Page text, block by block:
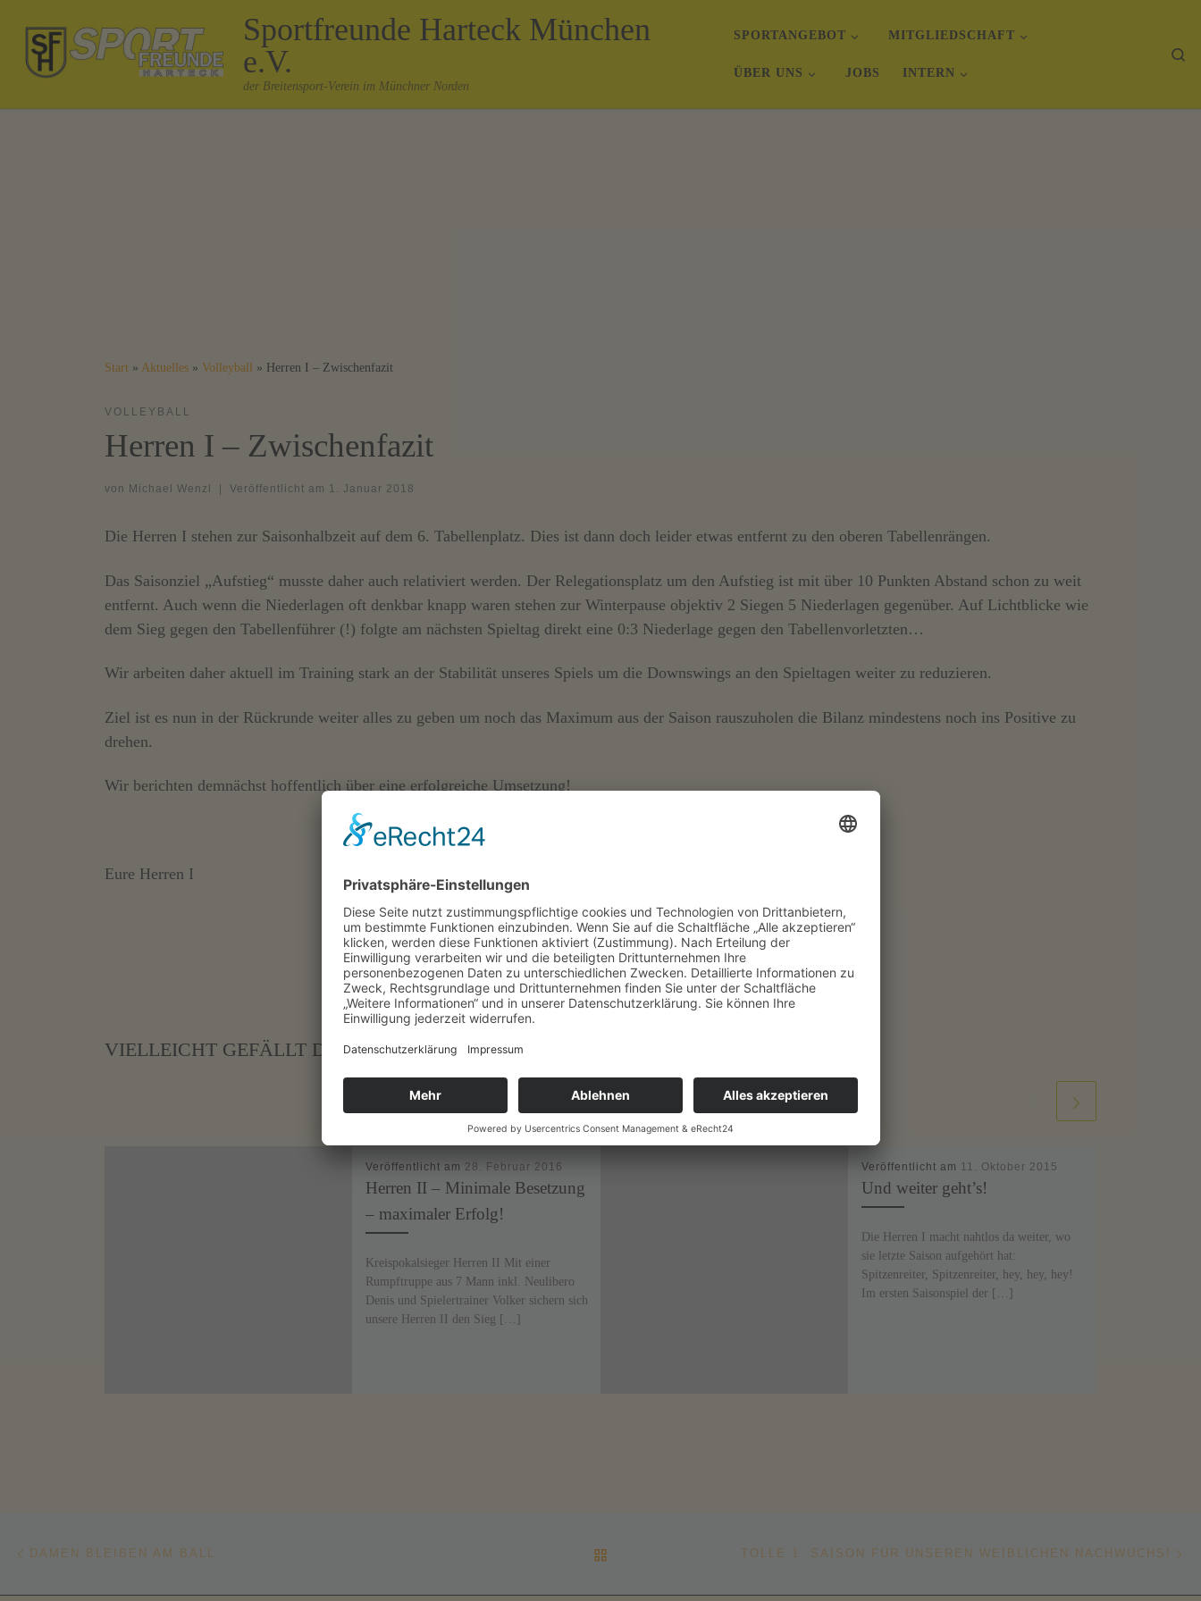
Zum Inhalt springen
Sportfreunde Harteck München
e.V.
der Breitensport-Verein im Münchner Norden
SPORTANGEBOT MITGLIEDSCHAFT
ÜBER UNS JOBS INTERN
Start » Aktuelles » Volleyball » Herren I – Zwischenfazit
VOLLEYBALL
Herren I – Zwischenfazit
von Michael Wenzl Veröffentlicht am 1. Januar 2018
Die Herren I stehen zur Saisonhalbzeit auf dem 6. Tabellenplatz. Dies ist dann doch leider etwas entfernt zu den oberen Tabellenrängen.
Das Saisonziel „Aufstieg“ musste daher auch relativiert werden. Der Relegationsplatz um den Aufstieg ist mit über 10 Punkten Abstand schon zu weit
entfernt. Auch wenn die Niederlagen oft denkbar knapp waren stehen zur Winterpause objektiv 2 Siegen 5 Niederlagen gegenüber. Auf Lichtblicke wie
dem Sieg gegen den Tabellenführer (!) folgte am nächsten Spieltag direkt eine 0:3 Niederlage gegen den Tabellenvorletzten…
Wir arbeiten daher aktuell im Training stark an der Stabilität unseres Spiels um die Downswings an den Spieltagen weiter zu reduzieren.
Ziel ist es nun in der Rückrunde weiter alles zu geben um noch das Maximum aus der Saison rauszuholen die Bilanz mindestens noch ins Positive zu
drehen.
Wir berichten demnächst hoffentlich über eine erfolgreiche Umsetzung!
Eure Herren I
VIELLEICHT GEFÄLLT DIR AUCH
Veröffentlicht am 28. Februar 2016
Herren II – Minimale Besetzung
– maximaler Erfolg!
Kreispokalsieger Herren II Mit einer
Rumpftruppe aus 7 Mann inkl. Neulibero
Denis und Spielertrainer Volker sichern sich
unsere Herren II den Sieg […]
Veröffentlicht am 11. Oktober 2015
Und weiter geht’s!
Die Herren I macht nahtlos da weiter, wo
sie letzte Saison aufgehört hat:
Spitzenreiter, Spitzenreiter, hey, hey, hey!
Im ersten Saisonspiel der […]
Beitragsnavigation
DAMEN BLEIBEN AM BALL ZURÜCK ZUR BEITRAGSLISTETOLLE 1. SAISON FÜR UNSEREN WEIBLICHEN NACHWUCHS!